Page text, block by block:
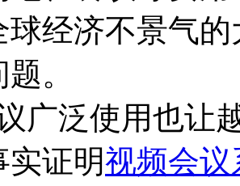
球经济不景气
。
广泛使用也让
证明视频会议